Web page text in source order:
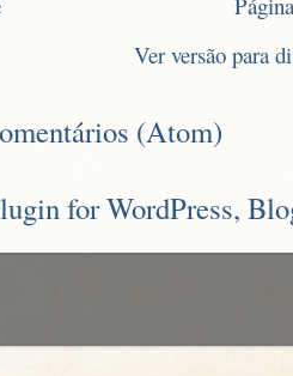
Ver versão para
(Atom)